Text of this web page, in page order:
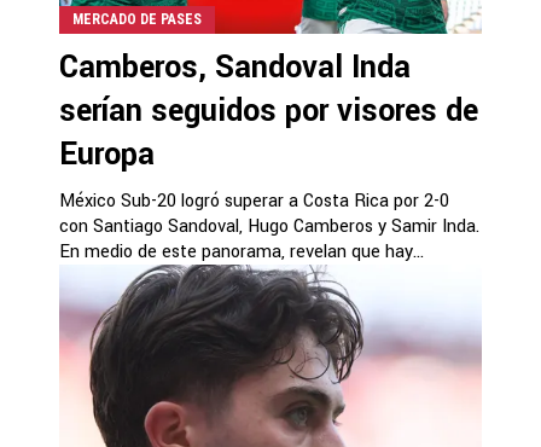
MERCADO DE PASES
Camberos, Sandoval Inda
serían seguidos por visores de
Europa
México Sub-20 logró superar a Costa Rica por 2-0
con Santiago Sandoval, Hugo Camberos y Samir Inda.
En medio de este panorama, revelan que hay...